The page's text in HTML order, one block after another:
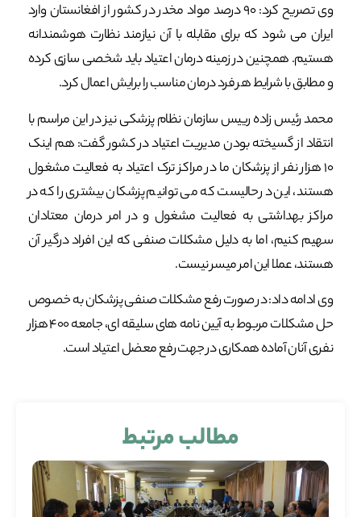
وی تصریح کرد: ۹۰ درصد مواد مخدر در کشور از افغانستان وارد
ایران می شود که برای مقابله با آن نیازمند نظارت هوشمندانه
هستیم. همچنین در زمینه درمان اعتیاد باید شخصی سازی کرده
و مطابق با شرایط هر فرد درمان مناسب را برایش اعمال کرد.
محمد رئیس زاده رییس سازمان نظام پزشکی نیز در این مراسم با
انتقاد از گسیخته بودن مدیریت اعتیاد در کشور گفت: هم اینک
۱۰ هزار نفر از پزشکان ما در مراکز ترک اعتیاد به فعالیت مشغول
هستند، این در حالیست که می توانیم پزشکان بیشتری را که در
مراکز بهداشتی به فعالیت مشغول و در امر درمان معتادان
سهیم کنیم، اما به دلیل مشکلات صنفی که این افراد درگیر آن
هستند، عملا این امر میسر نیست.
وی ادامه داد: در صورت رفع مشکلات صنفی پزشکان به خصوص
حل مشکلات مربوط به آیین نامه های سلیقه ای، جامعه ۴۰۰ هزار
نفری آنان آماده همکاری در جهت رفع معضل اعتیاد است.
مطالب مرتبط